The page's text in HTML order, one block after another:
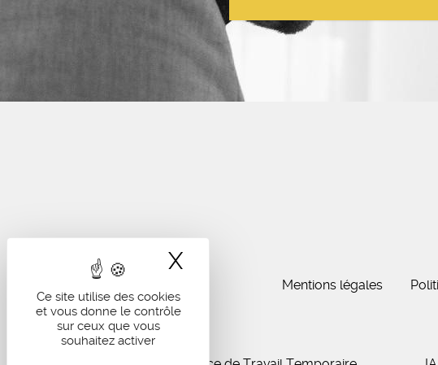
Ce site utilise des cookies
et vous donne le contrôle
sur ceux que vous
souhaitez activer
X
Mentions légales